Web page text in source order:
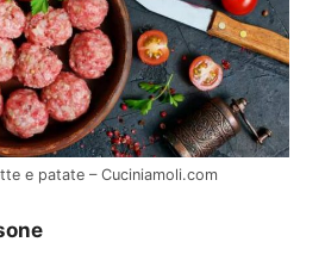
e patate – Cuciniamoli.com